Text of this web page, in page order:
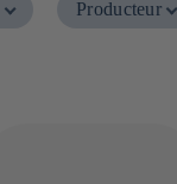
Producteur